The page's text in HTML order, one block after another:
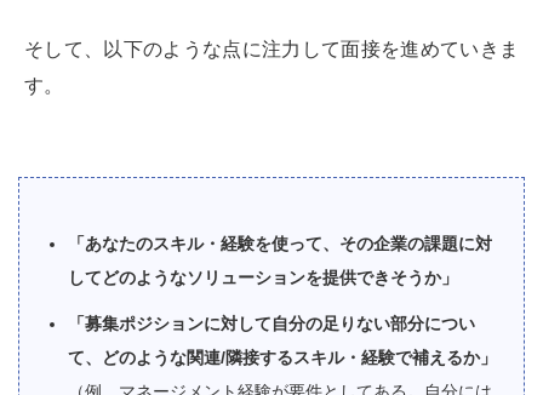
そして、以下のような点に注力して面接を進めていきま
す。
「あなたのスキル・経験を使って、その企業の課題に対
してどのようなソリューションを提供できそうか」
「募集ポジションに対して自分の足りない部分につい
て、どのような関連/隣接するスキル・経験で補えるか」